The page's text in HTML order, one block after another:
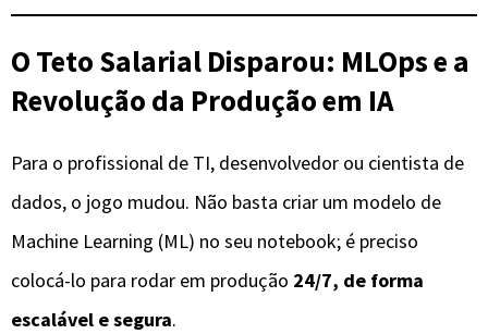
O Teto Salarial Disparou: MLOps e a
Revolução da Produção em IA
Para o profissional de TI, desenvolvedor ou cientista de
dados, o jogo mudou. Não basta criar um modelo de
Machine Learning (ML) no seu notebook; é preciso
colocá-lo para rodar em produção 24/7, de forma
escalável e segura.